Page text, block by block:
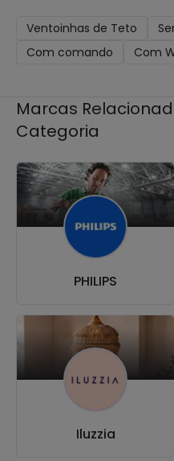
Ventoinhas de Teto
Com comando
Com
Marcas
Categoria
PHILIPS
Iluzzia